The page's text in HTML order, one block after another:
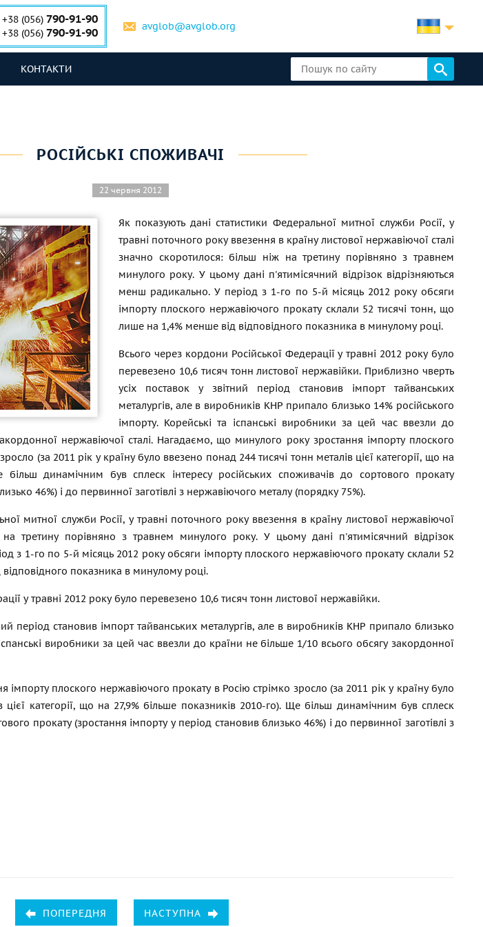
+38 (056) 790-91-90
+38 (056) 790-91-90 avglob@avglob.org
КОНТАКТИ
РОСІЙСЬКІ СПОЖИВАЧІ
22 червня 2012
Як показують дані статистики Федеральної митної служби Росії, у
травні поточного року ввезення в країну листової нержавіючої сталі
значно скоротилося: більш ніж на третину порівняно з травнем
минулого року. У цьому дані п'ятимісячний відрізок відрізняються
менш радикально. У період з 1-го по 5-й місяць 2012 року обсяги
імпорту плоского нержавіючого прокату склали 52 тисячі тонн, що
лише на 1,4% менше від відповідного показника в минулому році.
Всього через кордони Російської Федерації у травні 2012 року було
перевезено 10,6 тисяч тонн листової нержавійки. Приблизно чверть
усіх поставок у звітний період становив імпорт тайванських
металургів, але в виробників КНР припало близько 14% російського
імпорту. Корейські та іспанські виробники за цей час ввезли до
нержавіючої сталі. Нагадаємо, що минулого року зростання імпорту плоского
(за 2011 рік у країну було ввезено понад 244 тисячі тонн металів цієї категорії, що на
більш динамічним був сплеск інтересу російських споживачів до сортового прокату
46%) і до первинної заготівлі з нержавіючого металу (порядку 75%).
митної служби Росії, у травні поточного року ввезення в країну листової нержавіючої
третину порівняно з травнем минулого року. У цьому дані п'ятимісячний відрізок
з 1-го по 5-й місяць 2012 року обсяги імпорту плоского нержавіючого прокату склали 52
показника в минулому році.
у травні 2012 року було перевезено 10,6 тисяч тонн листової нержавійки.
період становив імпорт тайванських металургів, але в виробників КНР припало близько
виробники за цей час ввезли до країни не більше 1/10 всього обсягу закордонної
плоского нержавіючого прокату в Росію стрімко зросло (за 2011 рік у країну було
цієї категорії, що на 27,9% більше показників 2010-го). Ще більш динамічним був сплеск
прокату (зростання імпорту у період становив близько 46%) і до первинної заготівлі з
ПОПЕРЕДНЯ НАСТУПНА